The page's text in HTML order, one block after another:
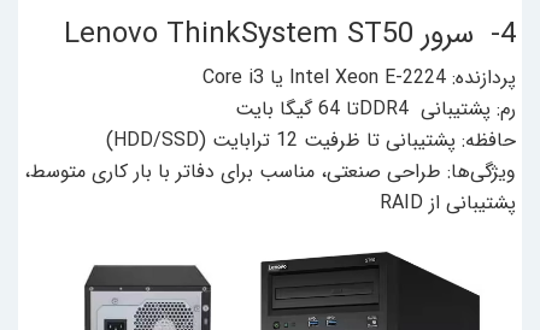
4- سرور Lenovo ThinkSystem ST50
پردازنده: Intel Xeon E-2224 یا Core i3
رم: پشتیبانی DDR4تا 64 گیگا بایت
حافظه: پشتیبانی تا ظرفیت 12 ترابایت (HDD/SSD)
ویژگی‌ها: طراحی صنعتی، مناسب برای دفاتر با بار کاری متوسط،
پشتیبانی از RAID